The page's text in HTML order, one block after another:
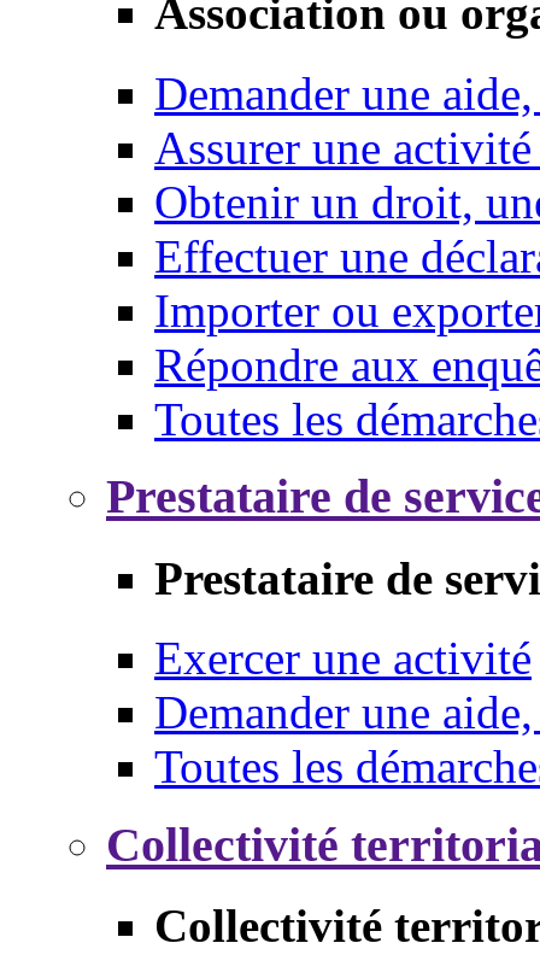
Association ou
Demander une
Assurer une
Obtenir un droit,
Effectuer une
Importer ou
Répondre aux
Toutes les
Prestataire de
Prestataire de
Exercer une activité
Demander une
Toutes les
Collectivité
Collectivité